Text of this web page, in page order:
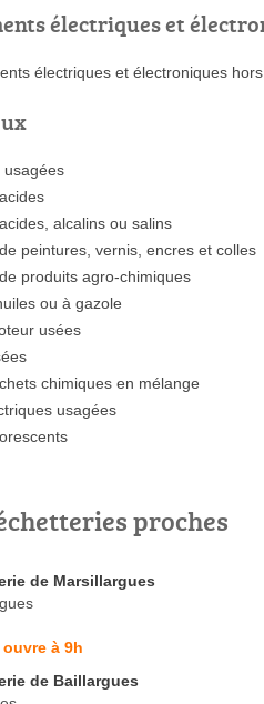
électriques et
électriques et électroniques
usagées
alcalins ou salins
peintures, vernis, encres et colles
produits agro-chimiques
ou à gazole
usées
chimiques en mélange
usagées
proches
de Marsillargues
ouvre à 9h
de Baillargues